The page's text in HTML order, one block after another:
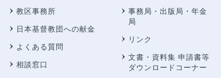
教区事務所
日本基督教団への献金
よくある質問
相談窓口
事務局・出版局・年金
局
リンク
文書・資料集 申請書等
ダウンロードコーナー